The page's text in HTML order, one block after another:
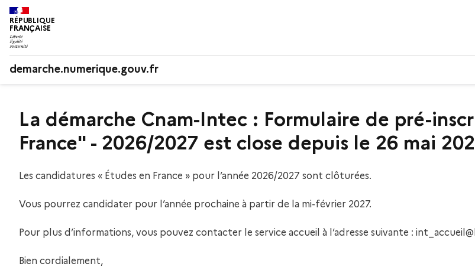
RÉPUBLIQUE
FRANÇAISE
demarche.numerique.gouv.fr
La démarche Cnam-Intec : Formulaire de pré-
France" - 2026/2027 est close depuis le 26 mai
Les candidatures « Études en France » pour l’année 2026/2027 sont clôturées.
Vous pourrez candidater pour l’année prochaine à partir de la mi-février 2027.
Pour plus d’informations, vous pouvez contacter le service accueil à l’adresse suivante :
Bien cordialement,